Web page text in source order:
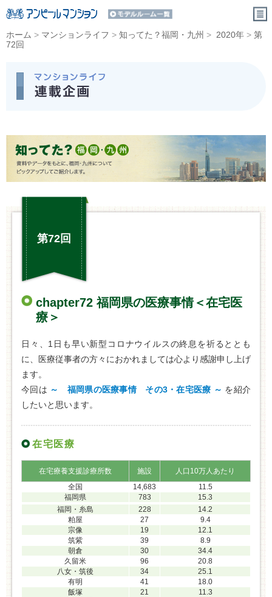
ホーム > マンションライフ > 知ってた？福岡・九州 > 2020年 > 第
72回
第72回
chapter72 福岡県の医療事情＜在宅医
療＞
日々、1日も早い新型コロナウイルスの終息を祈るととも
に、医療従事者の方々におかれましては心より感謝申し上げ
ます。
今回は ～ 福岡県の医療事情 その3・在宅医療 ～ を紹介
したいと思います。
在宅医療
在宅療養支援診療所数 施設
人口10万人あたり
全国
14,683
11.5
福岡県
783
15.3
福岡・糸島
228
14.2
粕屋
27
9.4
宗像
19
12.1
筑紫
39
8.9
朝倉
30
34.4
久留米
96
20.8
八女・筑後
34
25.1
有明
41
18.0
飯塚
21
11.3